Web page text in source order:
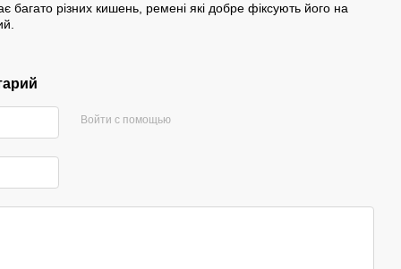
багато різних кишень, ремені які добре фіксують його на
Войти с помощью